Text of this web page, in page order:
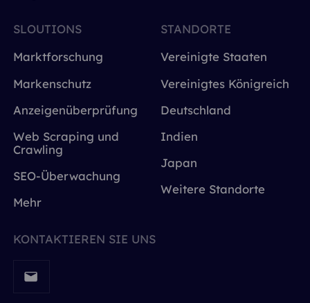
SLOUTIONS
Marktforschung
Markenschutz
Anzeigenüberprüfung
Web Scraping und
Crawling
SEO-Überwachung
Mehr
STANDORTE
Vereinigte Staaten
Vereinigtes Königreich
Deutschland
Indien
Japan
Weitere Standorte
KONTAKTIEREN SIE UNS